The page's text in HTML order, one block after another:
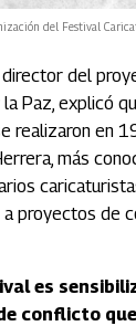
del Festival
director del
Paz, explicó
realizaron en
más
proyectos de
es
conflicto